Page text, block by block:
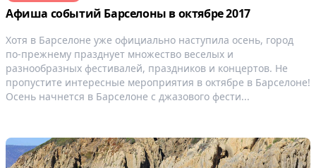
Афиша событий Барселоны в октябре 2017
Хотя в Барселоне уже официально наступила осень, город
по-прежнему празднует множество веселых и
разнообразных фестивалей, праздников и концертов. Не
пропустите интересные мероприятия в октябре в Барселоне!
Осень начнется в Барселоне с джазового фести...